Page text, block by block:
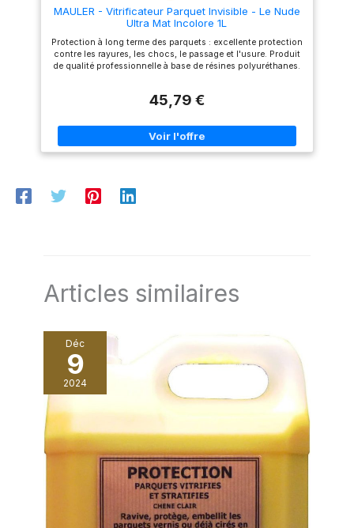
MAULER - Vitrificateur Parquet Invisible - Le Nude
Ultra Mat Incolore 1L
Protection à long terme des parquets : excellente protection
contre les rayures, les chocs, le passage et l'usure. Produit
de qualité professionnelle à base de résines polyuréthanes.
fond dur. Fabrication française : produit formulé et fabriqué
FRANCAISE de 4ème génération Mauler créée en 1919. Mode
d'emploi : s'applique sur bois brut. S'applique en 2 couches
après une couche de Fond dur "L'Avant Vitrif" 1919 BY
45,79 €
Articles similaires
Déc
9
2024